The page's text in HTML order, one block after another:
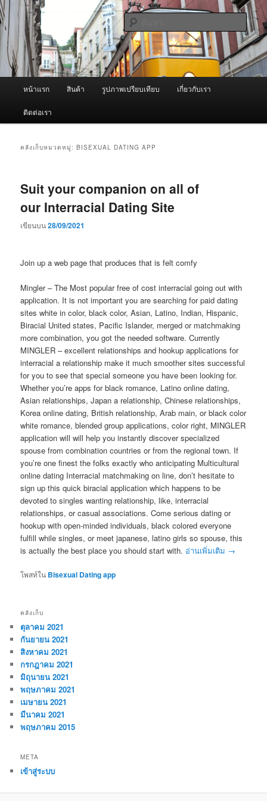
ข้าม
ไป
ยัง
เนื้อหา
หลัก
ข้าม
ไป
บทความ
รอง
ผู้นำเข้าเครื่องพ่นหมอกควัน Best
Fogger / Fogger One และ อะไหล่
จำหน่ายเครื่องพ่นหมอกควัน คุณภาพดี บริการด้วยความจริงใจ
ค้นหา
หน้าแรก สินค้า รูปภาพเปรียบเทียบ เกี่ยวกับเรา
ติดต่อเรา
คลังเก็บหมวดหมู่:BISEXUAL DATING APP
Suit your companion on all of
our Interracial Dating Site
เขียนบน28/09/2021
Join up a web page that produces that is felt comfy
Mingler – The Most popular free of cost interracial going out with
application. It is not important you are searching for paid dating
sites white in color, black color, Asian, Latino, Indian, Hispanic,
Biracial United states, Pacific Islander, merged or matchmaking
more combination, you got the needed software. Currently
MINGLER – excellent relationships and hookup applications for
interracial a relationship make it much smoother sites successful
for you to see that special someone you have been looking for.
Whether you’re apps for black romance, Latino online dating,
Asian relationships, Japan a relationship, Chinese relationships,
Korea online dating, British relationship, Arab main, or black color
white romance, blended group applications, color right, MINGLER
application will will help you instantly discover specialized
spouse from combination countries or from the regional town. If
you’re one finest the folks exactly who anticipating Multicultural
online dating Interracial matchmaking on line, don’t hesitate to
sign up this quick biracial application which happens to be
devoted to singles wanting relationship, like, interracial
relationships, or casual associations. Come serious dating or
hookup with open-minded individuals, black colored everyone
fulfill while singles, or meet japanese, latino girls so spouse, this
is actually the best place you should start with. อ่านเพิ่มเติม →
โพสท์ใน Bisexual Dating app
คลังเก็บ
ตุลาคม 2021
กันยายน 2021
สิงหาคม 2021
กรกฎาคม 2021
มิถุนายน 2021
พฤษภาคม 2021
เมษายน 2021
มีนาคม 2021
พฤษภาคม 2015
META
เข้าสู่ระบบ